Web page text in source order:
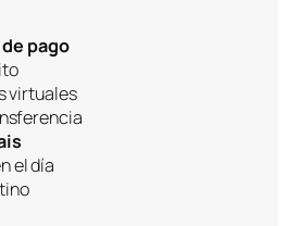
pago
virtuales
el día